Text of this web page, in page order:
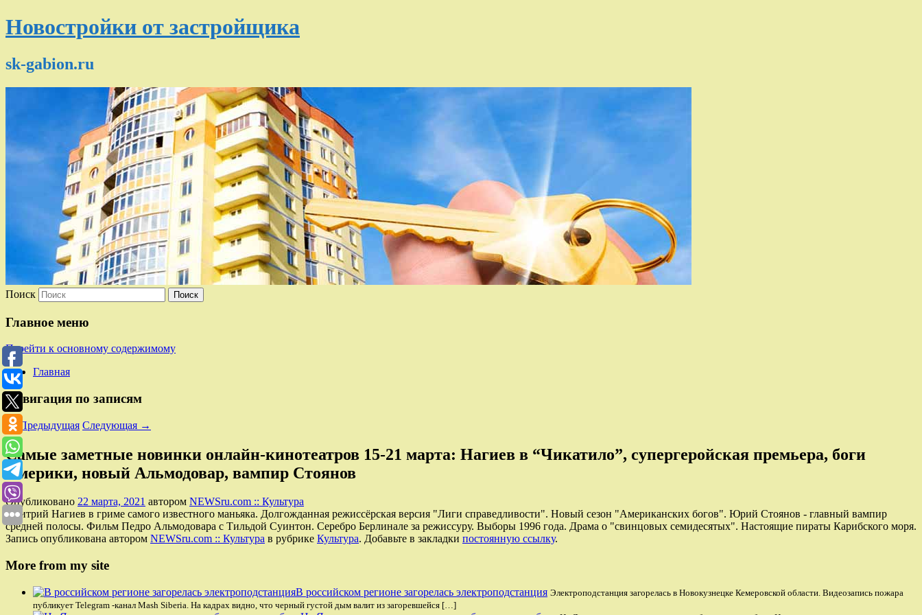
Новостройки от застройщика
sk-gabion.ru
Поиск
Главное меню
Перейти к основному содержимому
Главная
Навигация по записям
←Предыдущая Следующая →
Самые заметные новинки онлайн-кинотеатров 15-21 марта: Нагиев в “Чикатило”, супергеройская премьера, боги
Америки, новый Альмодовар, вампир Стоянов
Опубликовано 22 марта, 2021 автором NEWSru.com :: Культура
Дмитрий Нагиев в гриме самого известного маньяка. Долгожданная режиссёрская версия "Лиги справедливости". Новый сезон "Американских богов". Юрий Стоянов - главный вампир
средней полосы. Фильм Педро Альмодовара с Тильдой Суинтон. Серебро Берлинале за режиссуру. Выборы 1996 года. Драма о "свинцовых семидесятых". Настоящие пираты Карибского моря.
Запись опубликована автором NEWSru.com :: Культура в рубрике Культура. Добавьте в закладки постоянную ссылку.
More from my site
В российском регионе загорелась электроподстанция Электроподстанция загорелась в Новокузнецке Кемеровской области. Видеозапись пожара
публикует Telegram -канал Mash Siberia. На кадрах видно, что черный густой дым валит из загоревшейся […]